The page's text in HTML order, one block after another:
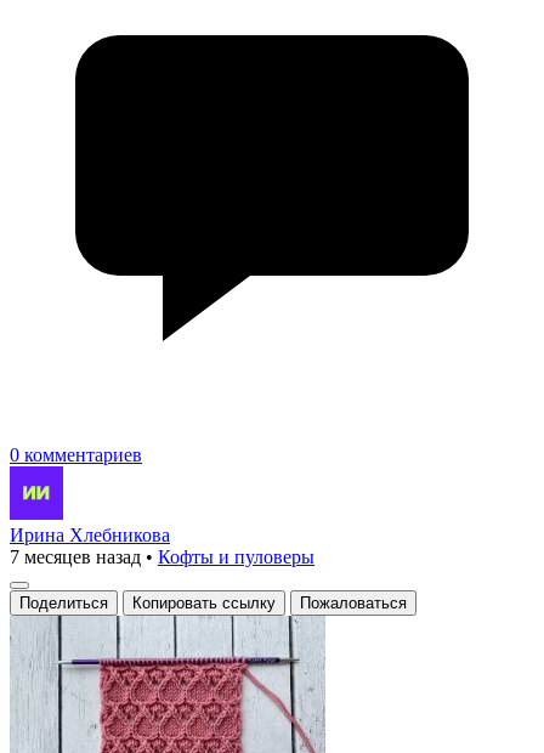
0 комментариев
Ирина Хлебникова
7 месяцев назад • Кофты и пуловеры
Поделиться Копировать ссылку Пожаловаться